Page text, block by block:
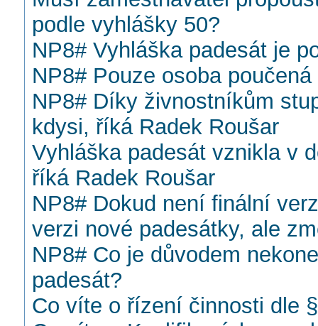
podle vyhlášky 50?
NP8# Vyhláška padesát je
NP8# Pouze osoba
NP8# Díky živnostníkům
kdysi, říká Radek Roušar
Vyhláška padesát vznikla v
říká Radek Roušar
NP8# Dokud není finální
verzi nové padesátky, ale
NP8# Co je důvodem
padesát?
Co víte o řízení činnosti dle